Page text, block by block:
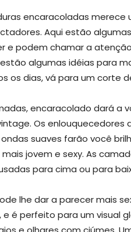
encaracoladas
Aqui estão
e podem chamar a
algumas idéias para
os dias, vá para um corte
encaracolado dará a
Os enlouquecedores
suaves farão você
jovem e sexy. As
para cima ou para
lhe dar a parecer mais
é perfeito para um visual